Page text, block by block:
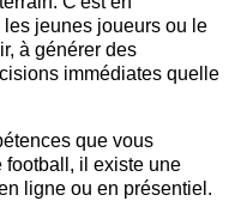
jeunes joueurs ou le
à générer des
immédiates quelle
que vous
football, il existe une
ligne ou en présentiel.